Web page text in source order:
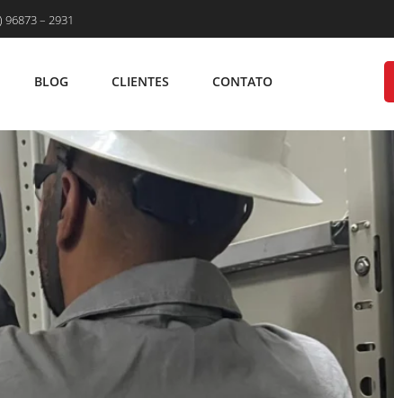
– 2931
BLOG CLIENTES CONTATO
BLOG CLIENTES CONTATO
Eficiência E Confiabilidade Para Indústrias